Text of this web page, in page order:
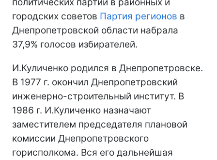
городских советов Партия регионов в
Днепропетровской области набрала
37,9% голосов избирателей.
И.Куличенко родился в Днепропетровске.
В 1977 г. окончил Днепропетровский
инженерно-строительный институт. В
1986 г. И.Куличенко назначают
заместителем председателя плановой
комиссии Днепропетровского
горисполкома. Вся его дальнейшая